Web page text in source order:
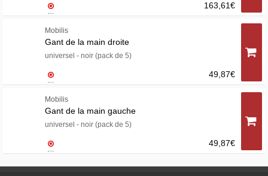
163,61€
Mobilis
Gant de la main droite
universel - noir (pack de 5)
49,87€
Mobilis
Gant de la main gauche
universel - noir (pack de 5)
49,87€